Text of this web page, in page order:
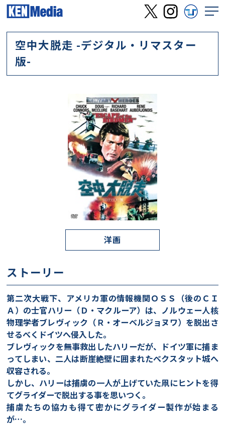
空中大脱走 -デジタル・リマスター
版-
洋画
ストーリー
第二次大戦下、アメリカ軍の情報機関ＯＳＳ（後のＣＩ
Ａ）の士官ハリー（Ｄ・マクルーア）は、ノルウェー人核
物理学者ブレヴィック（Ｒ・オーベルジョヌワ）を脱出さ
せるべくドイツへ侵入した。
ブレヴィックを無事救出したハリーだが、ドイツ軍に捕ま
ってしまい、二人は断崖絶壁に囲まれたべクスタット城へ
収容される。
しかし、ハリーは捕虜の一人が上げていた凧にヒントを得
てグライダーで脱出する事を思いつく。
捕虜たちの協力も得て密かにグライダー製作が始まる
が…。